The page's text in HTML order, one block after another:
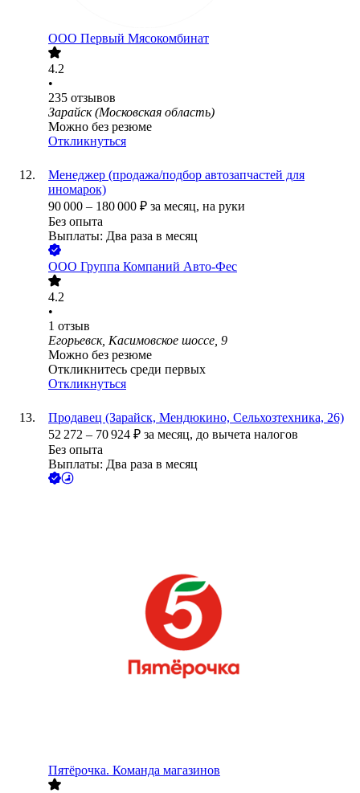
ООО Первый Мясокомбинат
4.2
•
235 отзывов
Зарайск (Московская область)
Можно без резюме
Откликнуться
Менеджер (продажа/подбор автозапчастей для
иномарок)
90 000 – 180 000 ₽ за месяц, на руки
Без опыта
Выплаты: Два раза в месяц
ООО Группа Компаний Авто-Фес
4.2
•
1 отзыв
Егорьевск, Касимовское шоссе, 9
Можно без резюме
Откликнитесь среди первых
Откликнуться
Продавец (Зарайск, Мендюкино, Сельхозтехника, 26)
52 272 – 70 924 ₽ за месяц, до вычета налогов
Без опыта
Выплаты: Два раза в месяц
Пятёрочка. Команда магазинов